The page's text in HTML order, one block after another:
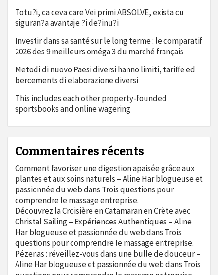
Totu?i, ca ceva care Vei primi ABSOLVE, exista cu
siguran?a avantaje ?i de?inu?i
Investir dans sa santé sur le long terme : le comparatif
2026 des 9 meilleurs oméga 3 du marché français
Metodi di nuovo Paesi diversi hanno limiti, tariffe ed
bercements di elaborazione diversi
This includes each other property-founded
sportsbooks and online wagering
Commentaires récents
Comment favoriser une digestion apaisée grâce aux
plantes et aux soins naturels – Aline Har blogueuse et
passionnée du webdans Trois questions pour
comprendre le massage entreprise.
Découvrez la Croisière en Catamaran en Crète avec
Christal Sailing – Expériences Authentiques – Aline
Har blogueuse et passionnée du webdans Trois
questions pour comprendre le massage entreprise.
Pézenas : réveillez-vous dans une bulle de douceur –
Aline Har blogueuse et passionnée du webdans Trois